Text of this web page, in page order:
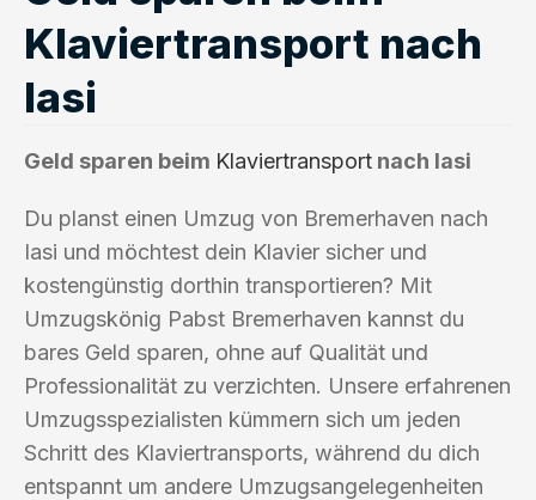
Klaviertransport nach
Iasi
Geld sparen beim Klaviertransport nach Iasi
Du planst einen Umzug von Bremerhaven nach
Iasi und möchtest dein Klavier sicher und
kostengünstig dorthin transportieren? Mit
Umzugskönig Pabst Bremerhaven kannst du
bares Geld sparen, ohne auf Qualität und
Professionalität zu verzichten. Unsere erfahrenen
Umzugsspezialisten kümmern sich um jeden
Schritt des Klaviertransports, während du dich
entspannt um andere Umzugsangelegenheiten